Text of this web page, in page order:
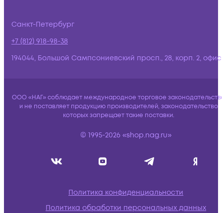
Санкт-Петербург
+7 (812) 918-98-38
194044, Большой Сампсониевский просп., 28, корп. 2,
ООО «НАГ» соблюдает международное торговое
и не поставляет продукцию производителей, законодательство
которых запрещает такие поставки.
© 1995-2026 «shop.nag.ru»
Политика конфиденциальности
Политика обработки персональных данных